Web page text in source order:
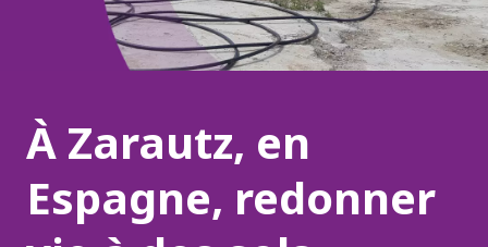
À Zarautz, en
Espagne, redonner